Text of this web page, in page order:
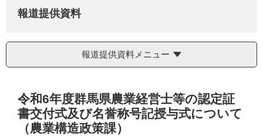
報道提供資料
報道提供資料メニュー
令和6年度群馬県農業経営士等の認定証
書交付式及び名誉称号記授与式について
（農業構造政策課）